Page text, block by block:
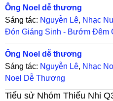
Ông Noel dễ thương
Sáng tác: Nguyễn Lê, Nhạc
Đón Giáng Sinh - Bướm Đêm
Ông Noel dễ thương
Sáng tác: Nguyễn Lê, Nhạc
Noel Dễ Thương
Tiểu sử Nhóm Thiếu Nhi